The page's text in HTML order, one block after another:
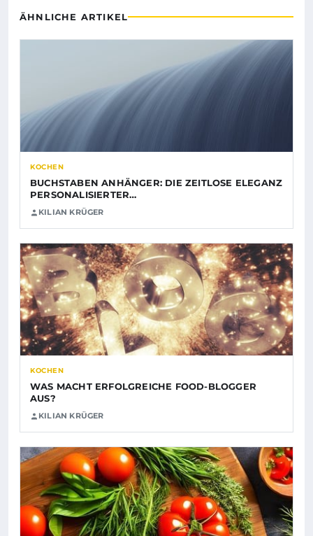
ÄHNLICHE ARTIKEL
KOCHEN
BUCHSTABEN ANHÄNGER: DIE ZEITLOSE ELEGANZ
PERSONALISIERTER…
KILIAN KRÜGER
KOCHEN
WAS MACHT ERFOLGREICHE FOOD-BLOGGER
AUS?
KILIAN KRÜGER